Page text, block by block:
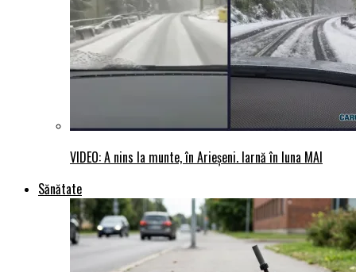
VIDEO: A nins la munte, în Arieșeni. Iarnă în luna MAI
Sănătate